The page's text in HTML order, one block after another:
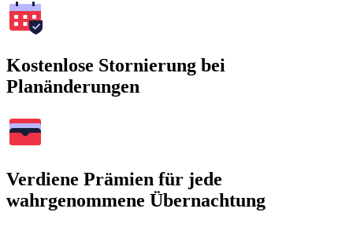
Kostenlose Stornierung bei
Planänderungen
Verdiene Prämien für jede
wahrgenommene Übernachtung